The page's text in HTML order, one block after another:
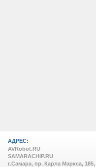
АДРЕС:
AVRobot.RU
SAMARACHIP.RU
г.Самара, пр. Карла Маркса, 185,